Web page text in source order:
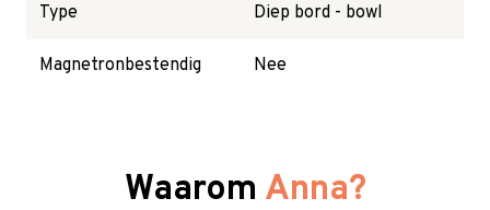
Type Diep bord - bowl
Magnetronbestendig Nee
Waarom Anna?